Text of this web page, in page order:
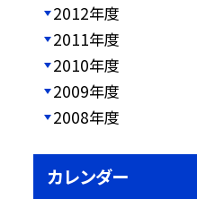
2012年度
2011年度
2010年度
2009年度
2008年度
カレンダー